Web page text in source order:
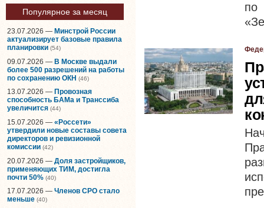
Популярное за месяц
23.07.2026 — Минстрой России
актуализирует базовые правила
планировки (54)
09.07.2026 — В Москве выдали
более 500 разрешений на работы
по сохранению ОКН (46)
13.07.2026 — Провозная
способность БАМа и Транссиба
увеличится (44)
15.07.2026 — «Россети»
утвердили новые составы совета
директоров и ревизионной
комиссии (42)
20.07.2026 — Доля застройщиков,
применяющих ТИМ, достигла
почти 50% (40)
17.07.2026 — Членов СРО стало
меньше (40)
по